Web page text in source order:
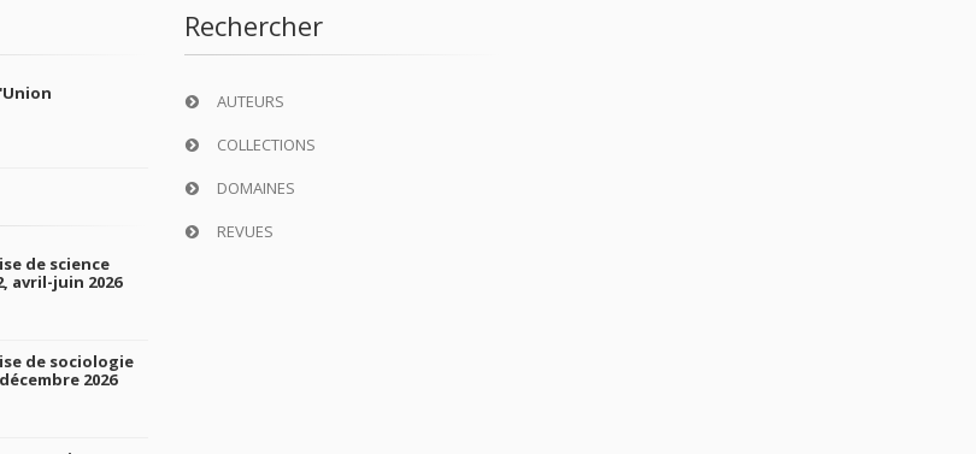
de science
avril-juin 2026
de sociologie
2026
Rechercher
AUTEURS
COLLECTIONS
DOMAINES
REVUES